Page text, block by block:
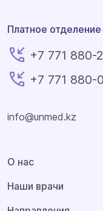
Платное отделение
+7 771 880-
+7 771 880-
info@unmed.kz
О нас
Наши врачи